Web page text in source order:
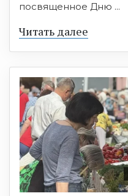
посвященное Дню ...
Читать далее